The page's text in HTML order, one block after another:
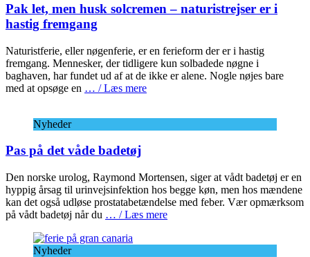
Pak let, men husk solcremen – naturistrejser er i
hastig fremgang
Naturistferie, eller nøgenferie, er en ferieform der er i hastig
fremgang. Mennesker, der tidligere kun solbadede nøgne i
baghaven, har fundet ud af at de ikke er alene. Nogle nøjes bare
med at opsøge en … / Læs mere
Nyheder
Pas på det våde badetøj
Den norske urolog, Raymond Mortensen, siger at vådt badetøj er en
hyppig årsag til urinvejsinfektion hos begge køn, men hos mændene
kan det også udløse prostatabetændelse med feber. Vær opmærksom
på vådt badetøj når du … / Læs mere
Nyheder